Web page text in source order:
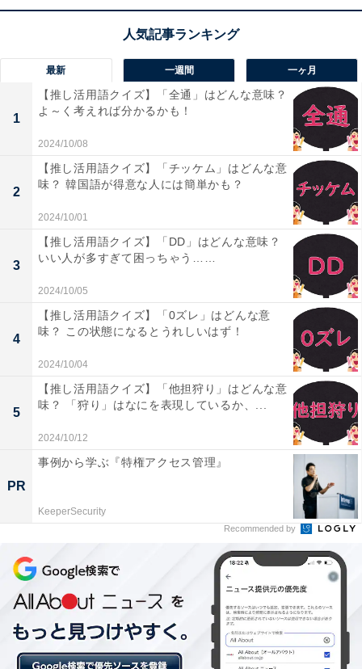
【ひらがなクイズ】空欄に共通して入るのは
何？ 言葉あてクイズに挑戦しよう
1 2
最新 一週間 一ヶ月
1
【推し活用語クイズ】「全通」はどんな意味？
よ～く考えれば分かるかも！
2024/10/08
2
【推し活用語クイズ】「チッケム」はどんな意
味？ 韓国語が得意な人には簡単かも？
2024/10/01
3
【推し活用語クイズ】「DD」はどんな意味？
いい人が多すぎて困っちゃう……
2024/10/05
4
【推し活用語クイズ】「0ズレ」はどんな意
味？ この状態になるとうれしいはず！
2024/10/04
5
【推し活用語クイズ】「他担狩り」はどんな意
味？ 「狩り」はなにを表現しているか、...
2024/10/12
PR
事例から学ぶ『特権アクセス管理』
KeeperSecurity
Recommended by